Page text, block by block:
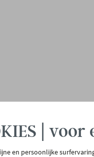
|
en persoonlijke